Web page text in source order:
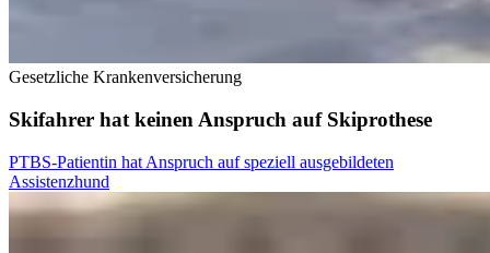
Gesetzliche Krankenversicherung
Skifahrer hat keinen Anspruch auf Skiprothese
PTBS-Patientin hat Anspruch auf speziell ausgebildeten
Assistenzhund